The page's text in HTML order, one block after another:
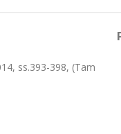
ss.393-398, (Tam